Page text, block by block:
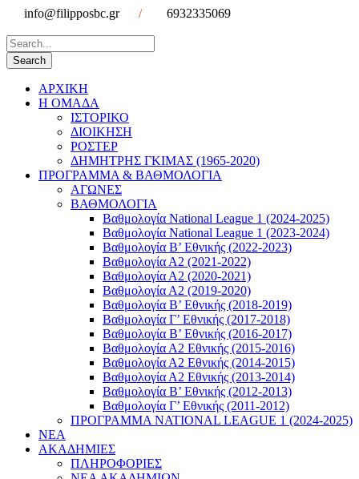
info@filipposbc.gr / 6932335069
ΑΡΧΙΚΗ
Η ΟΜΑΔΑ
ΙΣΤΟΡΙΚΟ
ΔΙΟΙΚΗΣΗ
ΡΟΣΤΕΡ
ΔΗΜΗΤΡΗΣ ΓΚΙΜΑΣ (1965-2020)
ΠΡΟΓΡΑΜΜΑ & ΒΑΘΜΟΛΟΓΙΑ
ΑΓΩΝΕΣ
ΒΑΘΜΟΛΟΓΙΑ
Βαθμολογία National League 1 (2024-2025)
Βαθμολογία National League 1 (2023-2024)
Βαθμολογία Β’ Εθνικής (2022-2023)
Βαθμολογία Α2 (2021-2022)
Βαθμολογία Α2 (2020-2021)
Βαθμολογία Α2 (2019-2020)
Βαθμολογία B’ Εθνικής (2018-2019)
Βαθμολογία Γ’ Εθνικής (2017-2018)
Βαθμολογία Β’ Εθνικής (2016-2017)
Βαθμολογία Α2 Εθνικής (2015-2016)
Βαθμολογία Α2 Εθνικής (2014-2015)
Βαθμολογία Α2 Εθνικής (2013-2014)
Βαθμολογία Β’ Εθνικής (2012-2013)
Βαθμολογία Γ’ Εθνικής (2011-2012)
ΠΡΟΓΡΑΜΜΑ NATIONAL LEAGUE 1 (2024-2025)
ΝΕΑ
ΑΚΑΔΗΜΙΕΣ
ΠΛΗΡΟΦΟΡΙΕΣ